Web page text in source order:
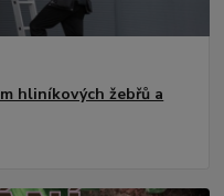
hliníkových žebřů a